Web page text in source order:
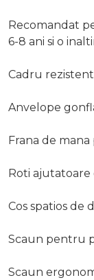
Recomandat
6-8 ani si o
Cadru
Anvelope
Frana de
Roti ajutatoare
Cos spatios de
Scaun pentru
Scaun